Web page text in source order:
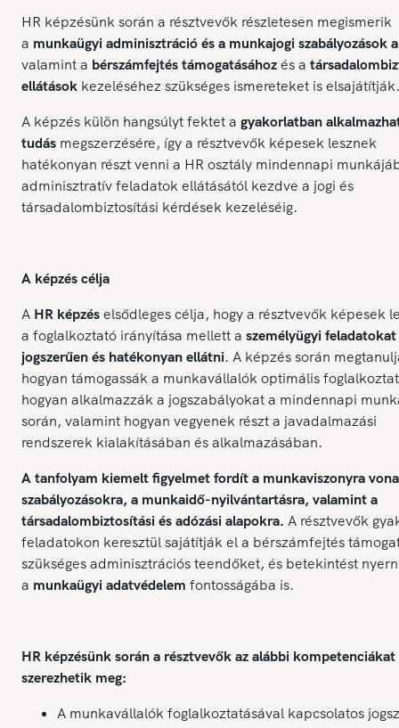
HR képzésünk során a résztvevők részletesen megismerik
a munkaügyi adminisztráció és a munkajogi szabályozások
valamint a bérszámfejtés támogatásáhozés a
ellátások kezeléséhez szükséges ismereteket is elsajátítják.
A képzés külön hangsúlyt fektet a gyakorlatban
tudás megszerzésére, így a résztvevők képesek lesznek
hatékonyan részt venni a HR osztály mindennapi
adminisztratív feladatok ellátásától kezdve a jogi és
társadalombiztosítási kérdések kezeléséig.
A képzés célja
A HR képzéselsődleges célja, hogy a résztvevők képesek
a foglalkoztató irányítása mellett a személyügyi feladatokat
jogszerűen és hatékonyan ellátni. A képzés során
hogyan támogassák a munkavállalók optimális
hogyan alkalmazzák a jogszabályokat a mindennapi
során, valamint hogyan vegyenek részt a javadalmazási
rendszerek kialakításában és alkalmazásában.
A tanfolyam kiemelt figyelmet fordít a munkaviszonyra
szabályozásokra, a munkaidő-nyilvántartásra, valamint a
társadalombiztosítási és adózási alapokra. A résztvevők
feladatokon keresztül sajátítják el a bérszámfejtés
szükséges adminisztrációs teendőket, és betekintést
a munkaügyi adatvédelem fontosságába is.
HR képzésünk során a résztvevők az alábbi kompetenciákat
szerezhetik meg:
A munkavállalók foglalkoztatásával kapcsolatos